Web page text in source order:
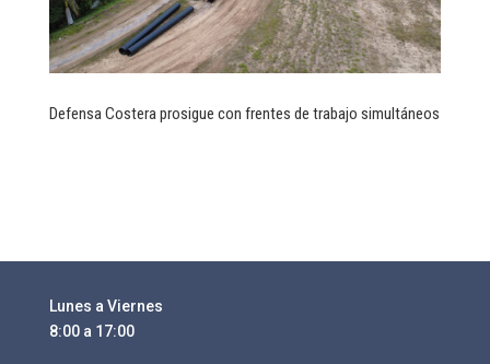
Defensa Costera prosigue con frentes de trabajo simultáneos
Lunes a Viernes
8:00 a 17:00